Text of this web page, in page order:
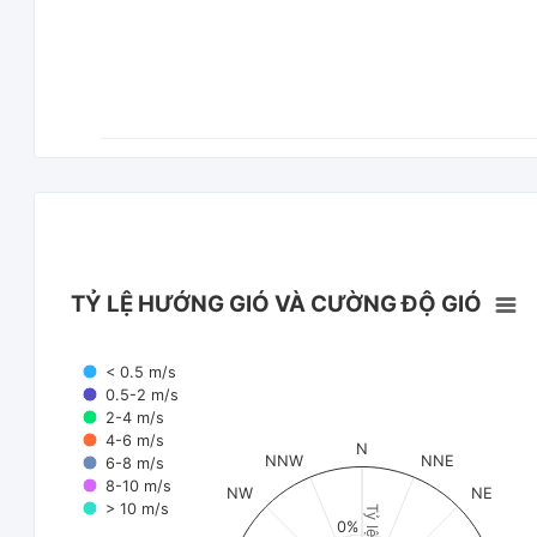
TỶ LỆ HƯỚNG GIÓ VÀ CƯỜNG ĐỘ GIÓ
< 0.5 m/s
0.5-2 m/s
2-4 m/s
4-6 m/s
6-8 m/s
8-10 m/s
> 10 m/s
N
NNE
NE
NW
NNW
0%